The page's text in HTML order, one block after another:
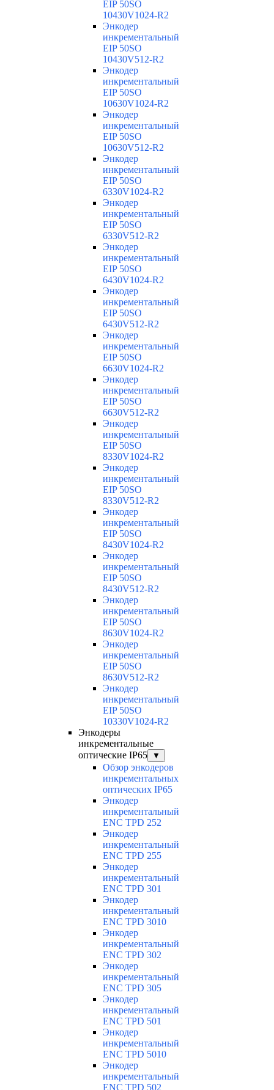
EIP 50SO
10430V1024-R2
Энкодер
инкрементальный
EIP 50SO
10430V512-R2
Энкодер
инкрементальный
EIP 50SO
10630V1024-R2
Энкодер
инкрементальный
EIP 50SO
10630V512-R2
Энкодер
инкрементальный
EIP 50SO
6330V1024-R2
Энкодер
инкрементальный
EIP 50SO
6330V512-R2
Энкодер
инкрементальный
EIP 50SO
6430V1024-R2
Энкодер
инкрементальный
EIP 50SO
6430V512-R2
Энкодер
инкрементальный
EIP 50SO
6630V1024-R2
Энкодер
инкрементальный
EIP 50SO
6630V512-R2
Энкодер
инкрементальный
EIP 50SO
8330V1024-R2
Энкодер
инкрементальный
EIP 50SO
8330V512-R2
Энкодер
инкрементальный
EIP 50SO
8430V1024-R2
Энкодер
инкрементальный
EIP 50SO
8430V512-R2
Энкодер
инкрементальный
EIP 50SO
8630V1024-R2
Энкодер
инкрементальный
EIP 50SO
8630V512-R2
Энкодер
инкрементальный
EIP 50SO
10330V1024-R2
Энкодеры
инкрементальные
оптические IP65
▼
Обзор энкодеров
инкрементальных
оптических IP65
Энкодер
инкрементальный
ENC TPD 252
Энкодер
инкрементальный
ENC TPD 255
Энкодер
инкрементальный
ENC TPD 301
Энкодер
инкрементальный
ENC TPD 3010
Энкодер
инкрементальный
ENC TPD 302
Энкодер
инкрементальный
ENC TPD 305
Энкодер
инкрементальный
ENC TPD 501
Энкодер
инкрементальный
ENC TPD 5010
Энкодер
инкрементальный
ENC TPD 502